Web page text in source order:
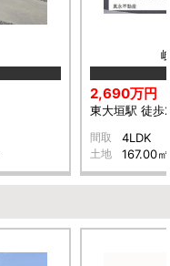
2,690万円
東大垣駅 徒歩
間取 4LDK
土地 167.00㎡